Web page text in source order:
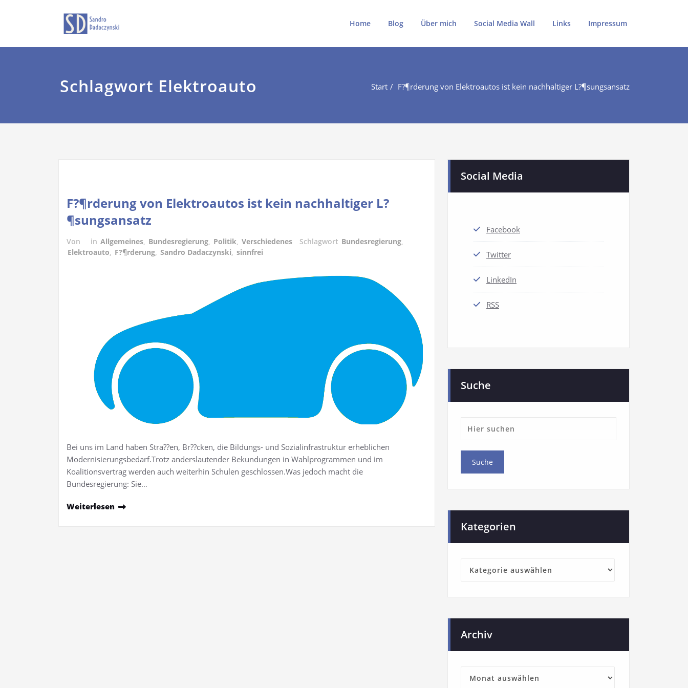
Home Blog Über mich Social Media Wall Links Impressum
Schlagwort Elektroauto Start F?¶rderung von Elektroautos ist kein nachhaltiger L?¶sungsansatz
F?¶rderung von Elektroautos ist kein nachhaltiger L?
¶sungsansatz
Von in Allgemeines, Bundesregierung, Politik, Verschiedenes Schlagwort Bundesregierung,
Elektroauto, F?¶rderung, Sandro Dadaczynski, sinnfrei
Bei uns im Land haben Stra??en, Br??cken, die Bildungs- und Sozialinfrastruktur erheblichen
Modernisierungsbedarf.Trotz anderslautender Bekundungen in Wahlprogrammen und im
Koalitionsvertrag werden auch weiterhin Schulen geschlossen.Was jedoch macht die
Bundesregierung: Sie…
Weiterlesen
Social Media
Facebook
Twitter
LinkedIn
RSS
Suche
Kategorien
Archiv